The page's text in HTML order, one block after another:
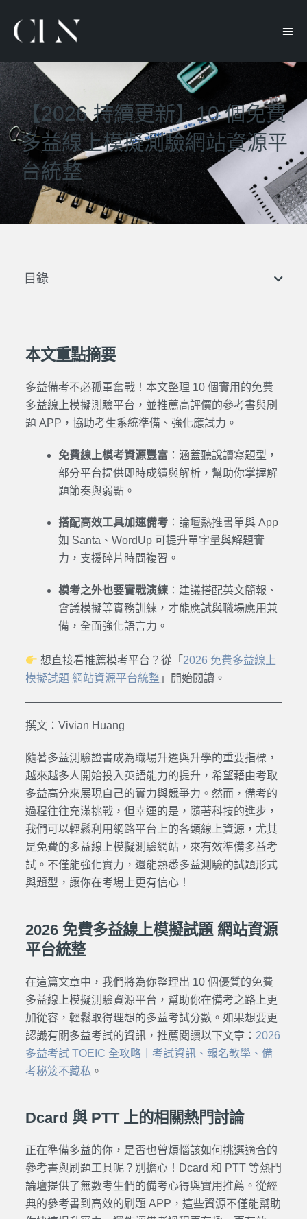
【2026 持續更新】10 個免費
多益線上模擬測驗網站資源平
台統整
目錄
本文重點摘要
多益備考不必孤軍奮戰！本文整理 10 個實用的免費
多益線上模擬測驗平台，並推薦高評價的參考書與刷
題 APP，協助考生系統準備、強化應試力。
免費線上模考資源豐富：涵蓋聽說讀寫題型，
部分平台提供即時成績與解析，幫助你掌握解
題節奏與弱點。
搭配高效工具加速備考：論壇熱推書單與 App
如 Santa、WordUp 可提升單字量與解題實
力，支援碎片時間複習。
模考之外也要實戰演練：建議搭配英文簡報、
會議模擬等實務訓練，才能應試與職場應用兼
備，全面強化語言力。
想直接看推薦模考平台？從「 2026 免費多益線上
模擬試題 網站資源平台統整」開始閱讀。
撰文：Vivian Huang
隨著多益測驗證書成為職場升遷與升學的重要指標，
越來越多人開始投入英語能力的提升，希望藉由考取
多益高分來展現自己的實力與競爭力。然而，備考的
過程往往充滿挑戰，但幸運的是，隨著科技的進步，
我們可以輕鬆利用網路平台上的各類線上資源，尤其
是免費的多益線上模擬測驗網站，來有效準備多益考
試。不僅能強化實力，還能熟悉多益測驗的試題形式
與題型，讓你在考場上更有信心！
2026 免費多益線上模擬試題 網站資源
平台統整
在這篇文章中，我們將為你整理出 10 個優質的免費
多益線上模擬測驗資源平台，幫助你在備考之路上更
加從容，輕鬆取得理想的多益考試分數。如果想要更
認識有關多益考試的資訊，推薦閱讀以下文章： 2026
多益考試 TOEIC 全攻略｜考試資訊、報名教學、備
考秘笈不藏私 。
Dcard 與 PTT 上的相關熱門討論
正在準備多益的你，是否也曾煩惱該如何挑選適合的
參考書與刷題工具呢？別擔心！Dcard 和 PTT 等熱門
論壇提供了無數考生們的備考心得與實用推薦。從經
典的參考書到高效的刷題 APP，這些資源不僅能幫助